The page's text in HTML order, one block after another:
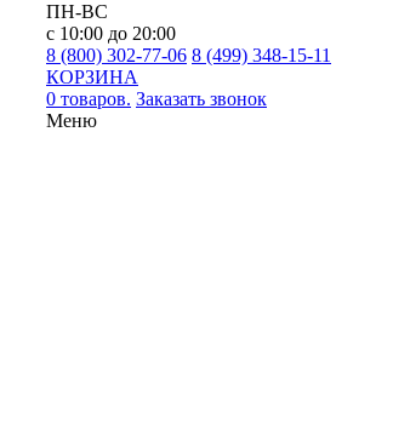
ПН-ВС
с 10:00 до 20:00
8 (800) 302-77-06 8 (499) 348-15-11
КОРЗИНА
0 товаров. Заказать звонок
Меню